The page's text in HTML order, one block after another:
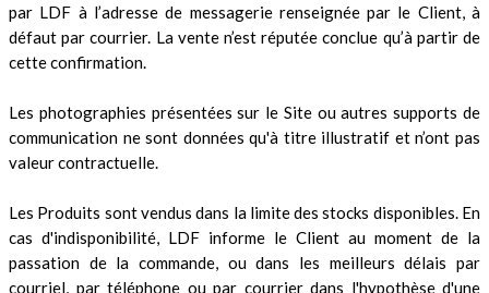
par LDF à l’adresse de messagerie renseignée par le Client, à
défaut par courrier. La vente n’est réputée conclue qu’à partir de
cette confirmation.
Les photographies présentées sur le Site ou autres supports de
communication ne sont données qu'à titre illustratif et n’ont pas
valeur contractuelle.
Les Produits sont vendus dans la limite des stocks disponibles. En
cas d'indisponibilité, LDF informe le Client au moment de la
passation de la commande, ou dans les meilleurs délais par
courriel, par téléphone ou par courrier dans l'hypothèse d'une